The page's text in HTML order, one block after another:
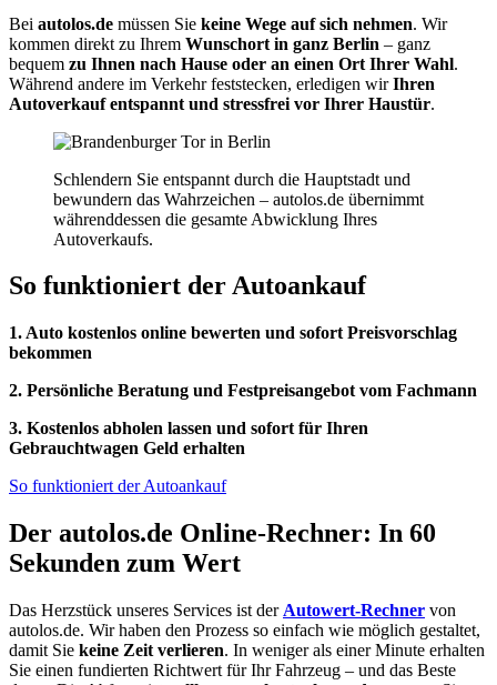
Bei autolos.de müssen Sie keine Wege auf sich nehmen. Wir
kommen direkt zu Ihrem Wunschort in ganz Berlin – ganz
bequem zu Ihnen nach Hause oder an einen Ort Ihrer Wahl.
Während andere im Verkehr feststecken, erledigen wirIhren
Autoverkauf entspannt und stressfrei vor Ihrer Haustür.
Schlendern Sie entspannt durch die Hauptstadt und
bewundern das Wahrzeichen – autolos.de übernimmt
währenddessen die gesamte Abwicklung Ihres
Autoverkaufs.
So funktioniert der Autoankauf
1. Auto kostenlos online bewerten und sofort Preisvorschlag
bekommen
2. Persönliche Beratung und Festpreisangebot vom Fachmann
3. Kostenlos abholen lassen und sofort für Ihren
Gebrauchtwagen Geld erhalten
So funktioniert der Autoankauf
Der autolos.de Online-Rechner: In 60
Sekunden zum Wert
Das Herzstück unseres Services ist der Autowert-Rechner von
autolos.de. Wir haben den Prozess so einfach wie möglich gestaltet,
damit Sie keine Zeit verlieren. In weniger als einer Minute erhalten
Sie einen fundierten Richtwert für Ihr Fahrzeug – und das Beste